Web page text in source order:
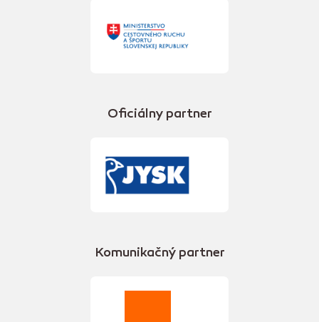
Oficiálny partner
Komunikačný partner